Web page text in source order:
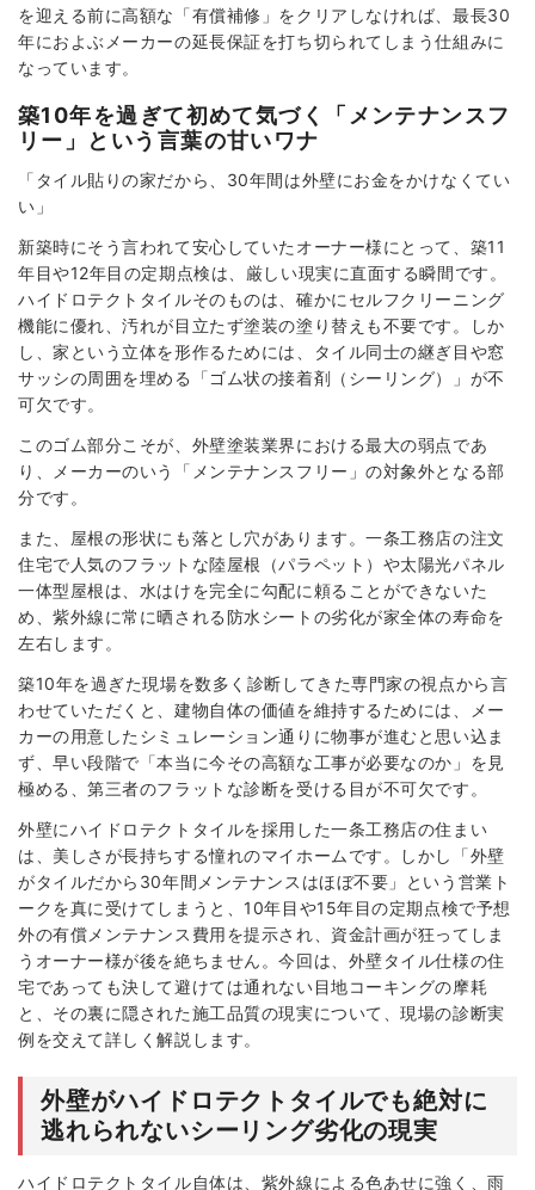
を迎える前に高額な「有償補修」をクリアしなければ、最長30
年におよぶメーカーの延長保証を打ち切られてしまう仕組みに
なっています。
築10年を過ぎて初めて気づく「メンテナンスフ
リー」という言葉の甘いワナ
「タイル貼りの家だから、30年間は外壁にお金をかけなくてい
い」
新築時にそう言われて安心していたオーナー様にとって、築11
年目や12年目の定期点検は、厳しい現実に直面する瞬間です。
ハイドロテクトタイルそのものは、確かにセルフクリーニング
機能に優れ、汚れが目立たず塗装の塗り替えも不要です。しか
し、家という立体を形作るためには、タイル同士の継ぎ目や窓
サッシの周囲を埋める「ゴム状の接着剤（シーリング）」が不
可欠です。
このゴム部分こそが、外壁塗装業界における最大の弱点であ
り、メーカーのいう「メンテナンスフリー」の対象外となる部
分です。
また、屋根の形状にも落とし穴があります。一条工務店の注文
住宅で人気のフラットな陸屋根（パラペット）や太陽光パネル
一体型屋根は、水はけを完全に勾配に頼ることができないた
め、紫外線に常に晒される防水シートの劣化が家全体の寿命を
左右します。
築10年を過ぎた現場を数多く診断してきた専門家の視点から言
わせていただくと、建物自体の価値を維持するためには、メー
カーの用意したシミュレーション通りに物事が進むと思い込ま
ず、早い段階で「本当に今その高額な工事が必要なのか」を見
極める、第三者のフラットな診断を受ける目が不可欠です。
外壁にハイドロテクトタイルを採用した一条工務店の住まい
は、美しさが長持ちする憧れのマイホームです。しかし「外壁
がタイルだから30年間メンテナンスはほぼ不要」という営業ト
ークを真に受けてしまうと、10年目や15年目の定期点検で予想
外の有償メンテナンス費用を提示され、資金計画が狂ってしま
うオーナー様が後を絶ちません。今回は、外壁タイル仕様の住
宅であっても決して避けては通れない目地コーキングの摩耗
と、その裏に隠された施工品質の現実について、現場の診断実
例を交えて詳しく解説します。
外壁がハイドロテクトタイルでも絶対に
逃れられないシーリング劣化の現実
ハイドロテクトタイル自体は、紫外線による色あせに強く、雨